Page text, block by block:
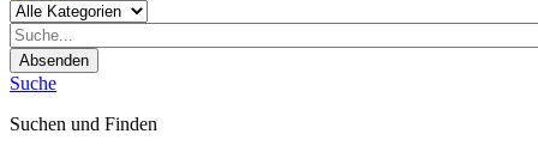
Absenden
Suche
Suchen und Finden